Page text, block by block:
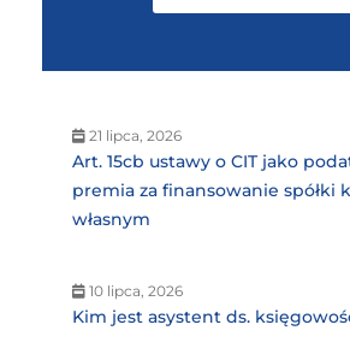
21 lipca, 2026
Art. 15cb ustawy o CIT jako
premia za finansowanie spółki
własnym
10 lipca, 2026
Kim jest asystent ds.